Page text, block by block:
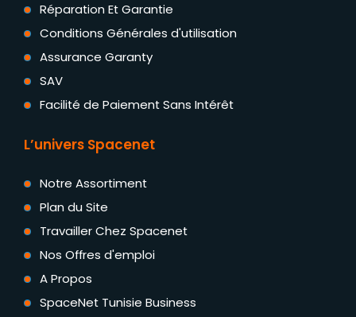
Réparation Et Garantie
Conditions Générales d'utilisation
Assurance Garanty
SAV
Facilité de Paiement Sans Intérêt
L’univers Spacenet
Notre Assortiment
Plan du Site
Travailler Chez Spacenet
Nos Offres d'emploi
A Propos
SpaceNet Tunisie Business